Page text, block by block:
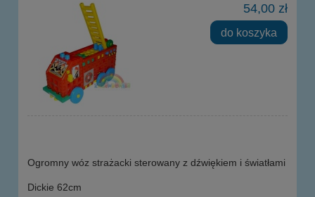
54,00 zł
do koszyka
Ogromny wóz strażacki sterowany z dźwiękiem i światłami
Dickie 62cm